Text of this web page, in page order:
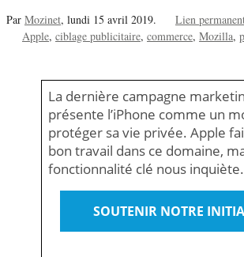
Par Mozinet, lundi 15 avril 2019. Lien
Apple ciblage publicitaire commerce Mozilla
La dernière campagne
présente l’iPhone comme un
protéger sa vie privée. Apple
bon travail dans ce domaine,
fonctionnalité clé nous inquiète.
SOUTENIR NOTRE